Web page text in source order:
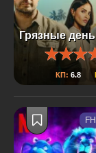
Грязные
КП: 6.8